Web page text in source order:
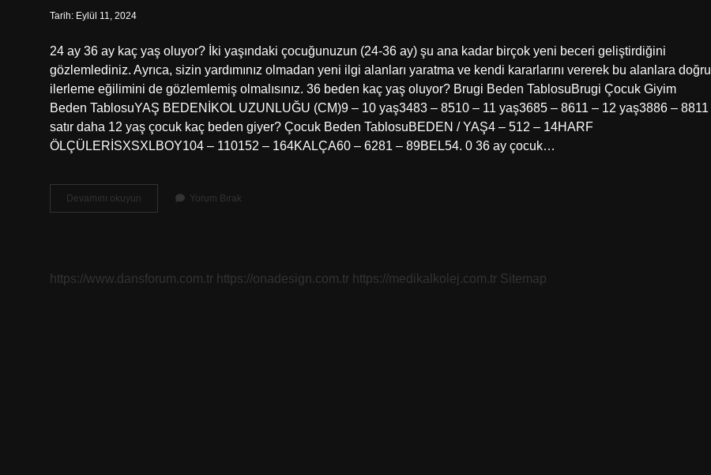
Tarih: Eylül 11, 2024
24 ay 36 ay kaç yaş oluyor? İki yaşındaki çocuğunuzun (24-36 ay) şu ana kadar birçok yeni beceri geliştirdiğini
gözlemlediniz. Ayrıca, sizin yardımınız olmadan yeni ilgi alanları yaratma ve kendi kararlarını vererek bu alanlara doğru
ilerleme eğilimini de gözlemlemiş olmalısınız. 36 beden kaç yaş oluyor? Brugi Beden TablosuBrugi Çocuk Giyim
Beden TablosuYAŞ BEDENİKOL UZUNLUĞU (CM)9 – 10 yaş3483 – 8510 – 11 yaş3685 – 8611 – 12 yaş3886 – 8811
satır daha 12 yaş çocuk kaç beden giyer? Çocuk Beden TablosuBEDEN / YAŞ4 – 512 – 14HARF
ÖLÇÜLERİSXSXLBOY104 – 110152 – 164KALÇA60 – 6281 – 89BEL54. 0 36 ay çocuk…
Devamını okuyun
36
Yorum Bırak
https://www.dansforum.com.tr https://onadesign.com.tr https://medikalkolej.com.tr Sitemap